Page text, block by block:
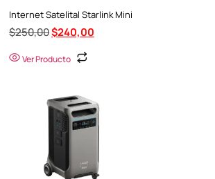
Internet Satelital Starlink Mini
$250,00$240,00
Ver Producto